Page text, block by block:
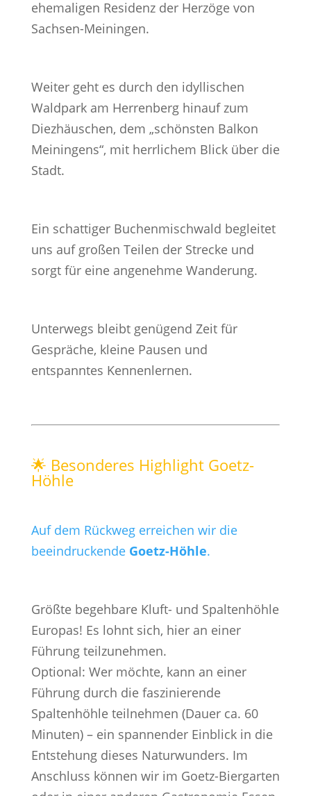
ehemaligen Residenz der Herzöge von
Sachsen-Meiningen.
Weiter geht es durch den idyllischen
Waldpark am Herrenberg hinauf zum
Diezhäuschen, dem „schönsten Balkon
Meiningens“, mit herrlichem Blick über die
Stadt.
Ein schattiger Buchenmischwald begleitet
uns auf großen Teilen der Strecke und
sorgt für eine angenehme Wanderung.
Unterwegs bleibt genügend Zeit für
Gespräche, kleine Pausen und
entspanntes Kennenlernen.
🌟 Besonderes Highlight Goetz-
Höhle
Auf dem Rückweg erreichen wir die
beeindruckende Goetz-Höhle.
Größte begehbare Kluft- und Spaltenhöhle
Europas! Es lohnt sich, hier an einer
Führung teilzunehmen.
Optional: Wer möchte, kann an einer
Führung durch die faszinierende
Spaltenhöhle teilnehmen (Dauer ca. 60
Minuten) – ein spannender Einblick in die
Entstehung dieses Naturwunders. Im
Anschluss können wir im Goetz-Biergarten